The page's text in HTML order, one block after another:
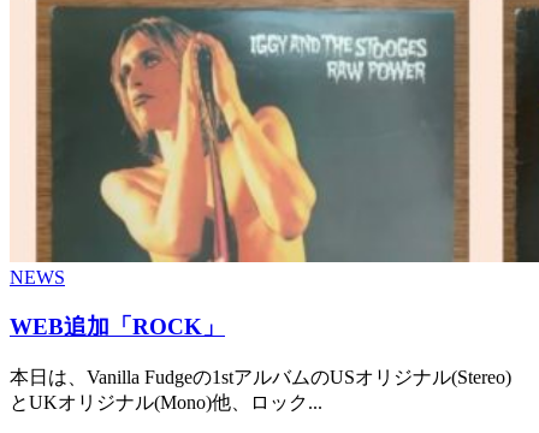
NEWS
WEB追加「ROCK」
本日は、Vanilla Fudgeの1stアルバムのUSオリジナル(Stereo)
とUKオリジナル(Mono)他、ロック...